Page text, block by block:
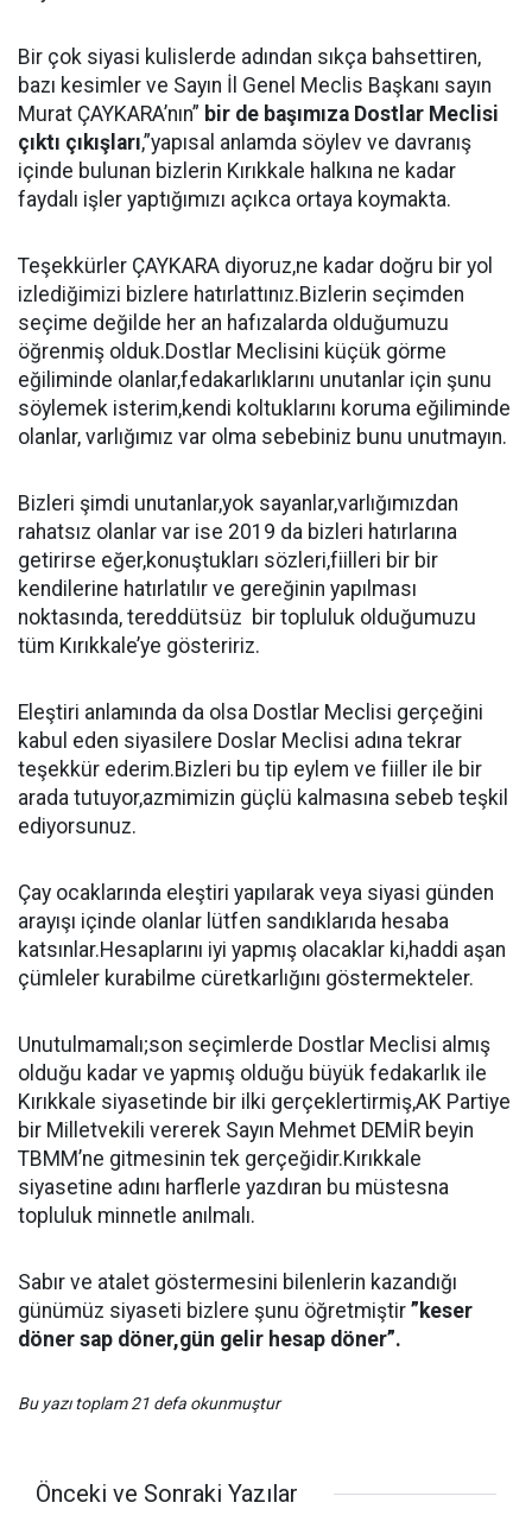
Bir çok siyasi kulislerde adından sıkça bahsettiren,
bazı kesimler ve Sayın İl Genel Meclis Başkanı sayın
Murat ÇAYKARA’nın” bir de başımıza Dostlar Meclisi
çıktı çıkışları,”yapısal anlamda söylev ve davranış
içinde bulunan bizlerin Kırıkkale halkına ne kadar
faydalı işler yaptığımızı açıkca ortaya koymakta.
Teşekkürler ÇAYKARA diyoruz,ne kadar doğru bir yol
izlediğimizi bizlere hatırlattınız.Bizlerin seçimden
seçime değilde her an hafızalarda olduğumuzu
öğrenmiş olduk.Dostlar Meclisini küçük görme
eğiliminde olanlar,fedakarlıklarını unutanlar için şunu
söylemek isterim,kendi koltuklarını koruma eğiliminde
olanlar, varlığımız var olma sebebiniz bunu unutmayın.
Bizleri şimdi unutanlar,yok sayanlar,varlığımızdan
rahatsız olanlar var ise 2019 da bizleri hatırlarına
getirirse eğer,konuştukları sözleri,fiilleri bir bir
kendilerine hatırlatılır ve gereğinin yapılması
noktasında, tereddütsüz bir topluluk olduğumuzu
tüm Kırıkkale’ye gösteririz.
Eleştiri anlamında da olsa Dostlar Meclisi gerçeğini
kabul eden siyasilere Doslar Meclisi adına tekrar
teşekkür ederim.Bizleri bu tip eylem ve fiiller ile bir
arada tutuyor,azmimizin güçlü kalmasına sebeb teşkil
ediyorsunuz.
Çay ocaklarında eleştiri yapılarak veya siyasi günden
arayışı içinde olanlar lütfen sandıklarıda hesaba
katsınlar.Hesaplarını iyi yapmış olacaklar ki,haddi aşan
çümleler kurabilme cüretkarlığını göstermekteler.
Unutulmamalı;son seçimlerde Dostlar Meclisi almış
olduğu kadar ve yapmış olduğu büyük fedakarlık ile
Kırıkkale siyasetinde bir ilki gerçeklertirmiş,AK Partiye
bir Milletvekili vererek Sayın Mehmet DEMİR beyin
TBMM’ne gitmesinin tek gerçeğidir.Kırıkkale
siyasetine adını harflerle yazdıran bu müstesna
topluluk minnetle anılmalı.
Sabır ve atalet göstermesini bilenlerin kazandığı
günümüz siyaseti bizlere şunu öğretmiştir ”keser
döner sap döner,gün gelir hesap döner”.
Bu yazı toplam 21 defa okunmuştur
Önceki ve Sonraki Yazılar